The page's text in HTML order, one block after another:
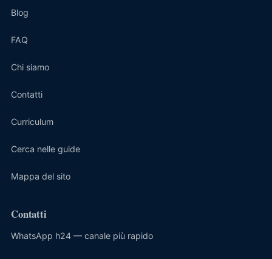
Blog
FAQ
Chi siamo
Contatti
Curriculum
Cerca nelle guide
Mappa del sito
Contatti
WhatsApp h24 — canale più rapido